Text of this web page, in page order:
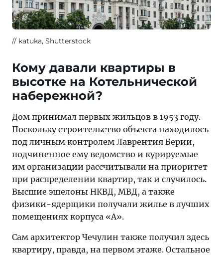
katuka, Shutterstock
Кому давали квартиры в
высотке на Котельнической
набережной?
Дом принимал первых жильцов в 1953 году.
Поскольку строительство объекта находилось
под личным контролем Лаврентия Берии,
подчиненное ему ведомство и курируемые
им организации рассчитывали на приоритет
при распределении квартир, так и случилось.
Высшие эшелоны НКВД, МВД, а также
физики-ядерщики получали жилье в лучших
помещениях корпуса «А».
Сам архитектор Чечулин также получил здесь
квартиру, правда, на первом этаже. Остальное